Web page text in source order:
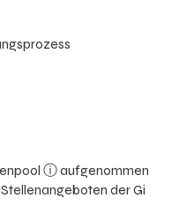
ⓘaufgenommen
der Gi